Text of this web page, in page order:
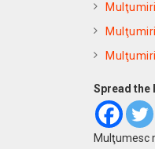
Spread the
Mulţumesc